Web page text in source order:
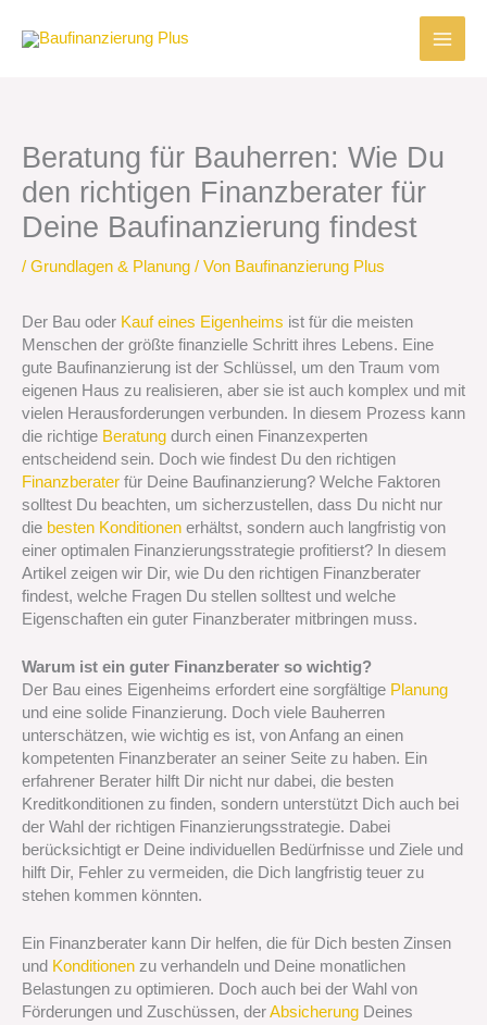
Inhalt
Beratung für Bauherren: Wie Du
den richtigen Finanzberater für
Deine Baufinanzierung findest
/ Grundlagen & Planung / Von Baufinanzierung Plus
Der Bau oder Kauf eines Eigenheims ist für die meisten
Menschen der größte finanzielle Schritt ihres Lebens. Eine
gute Baufinanzierung ist der Schlüssel, um den Traum vom
eigenen Haus zu realisieren, aber sie ist auch komplex und mit
vielen Herausforderungen verbunden. In diesem Prozess kann
die richtige Beratung durch einen Finanzexperten
entscheidend sein. Doch wie findest Du den richtigen
Finanzberater für Deine Baufinanzierung? Welche Faktoren
solltest Du beachten, um sicherzustellen, dass Du nicht nur
die besten Konditionen erhältst, sondern auch langfristig von
einer optimalen Finanzierungsstrategie profitierst? In diesem
Artikel zeigen wir Dir, wie Du den richtigen Finanzberater
findest, welche Fragen Du stellen solltest und welche
Eigenschaften ein guter Finanzberater mitbringen muss.
Warum ist ein guter Finanzberater so wichtig?
Der Bau eines Eigenheims erfordert eine sorgfältige Planung
und eine solide Finanzierung. Doch viele Bauherren
unterschätzen, wie wichtig es ist, von Anfang an einen
kompetenten Finanzberater an seiner Seite zu haben. Ein
erfahrener Berater hilft Dir nicht nur dabei, die besten
Kreditkonditionen zu finden, sondern unterstützt Dich auch bei
der Wahl der richtigen Finanzierungsstrategie. Dabei
berücksichtigt er Deine individuellen Bedürfnisse und Ziele und
hilft Dir, Fehler zu vermeiden, die Dich langfristig teuer zu
stehen kommen könnten.
Ein Finanzberater kann Dir helfen, die für Dich besten Zinsen
und Konditionen zu verhandeln und Deine monatlichen
Belastungen zu optimieren. Doch auch bei der Wahl von
Förderungen und Zuschüssen, derAbsicherung Deines